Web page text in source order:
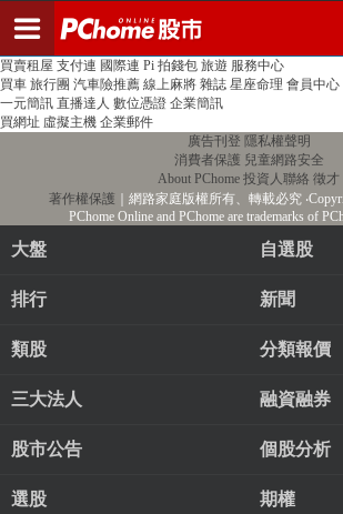
PChome首頁 線上購物 24h購物 書店
買賣租屋 支付連 國際連 Pi 拍錢包 旅遊 服務中心
買車 旅行團 汽車險推薦 線上麻將 雜誌 星座命理 會員中心
一元簡訊 直播達人 數位憑證 企業簡訊
買網址 虛擬主機 企業郵件
廣告刊登 隱私權聲明
消費者保護 兒童網路安全
About PChome 投資人聯絡 徵才
著作權保護 ｜網路家庭版權所有、轉載必究
PChome Online and PChome are trademarks of
大盤 自選股
排行 新聞
類股 分類報價
三大法人 融資融券
股市公告 個股分析
選股 期權